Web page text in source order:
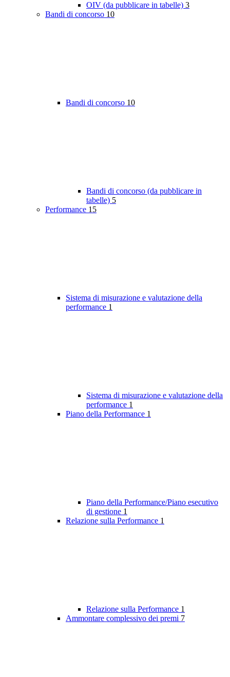
OIV (da pubblicare in tabelle) 3
Bandi di concorso 10
Bandi di concorso 10
Bandi di concorso (da pubblicare in
tabelle) 5
Performance 15
Sistema di misurazione e valutazione della
performance 1
Sistema di misurazione e valutazione della
performance 1
Piano della Performance 1
Piano della Performance/Piano esecutivo
di gestione 1
Relazione sulla Performance 1
Relazione sulla Performance 1
Ammontare complessivo dei premi 7